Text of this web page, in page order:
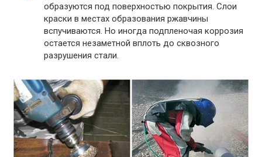
образуются под поверхностью покрытия. Слои
краски в местах образования ржавчины
вспучиваются. Но иногда подпленочая коррозия
остается незаметной вплоть до сквозного
разрушения стали.